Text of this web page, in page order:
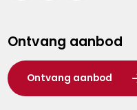
Waasland
Wuustwezel
Zoersel
Ontvang aanbod
Ontvang aanbod